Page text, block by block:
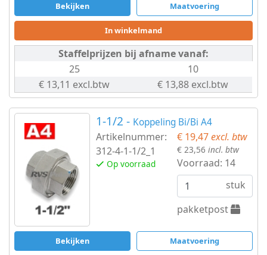
Bekijken Maatvoering
In winkelmand
Staffelprijzen bij afname vanaf:
25
10
€ 13,11 excl.btw
€ 13,88 excl.btw
1-1/2 - Koppeling Bi/Bi A4
Artikelnummer:
312-4-1-1/2_1
Op voorraad
€ 19,47excl. btw
€ 23,56 incl. btw
Voorraad: 14
stuk
pakketpost
Bekijken Maatvoering